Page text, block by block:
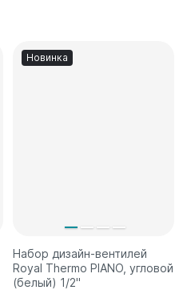
Новинка
Набор дизайн-вентилей
Royal Thermo PIANO, угловой
(белый) 1/2"